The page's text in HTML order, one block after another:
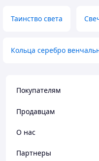
Таинство света
Кольца серебро
Покупателям
Продавцам
О нас
Партнеры